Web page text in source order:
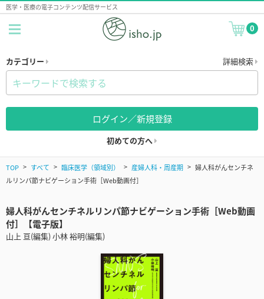
医学・医療の電子コンテンツ配信サービス
0
カテゴリー 詳細検索
ログイン／新規登録
初めての方へ
TOP すべて 臨床医学（領域別） 産婦人科・周産期
婦人科がんセンチネ
ルリンパ節ナビゲーション手術［Web動画付］
婦人科がんセンチネルリンパ節ナビゲーション手術［Web動画
付］【電子版】
山上 亘(編集) 小林 裕明(編集)